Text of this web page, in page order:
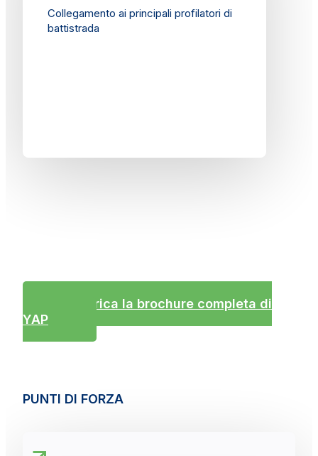
Collegamento ai principali profilatori di
battistrada
Scarica la brochure completa di
YAP
PUNTI DI FORZA